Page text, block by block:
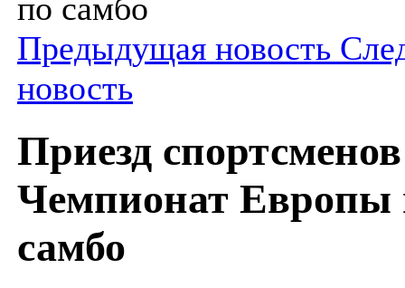
по самбо
Предыдущая новость
новость
Приезд
Чемпионат Европы
самбо